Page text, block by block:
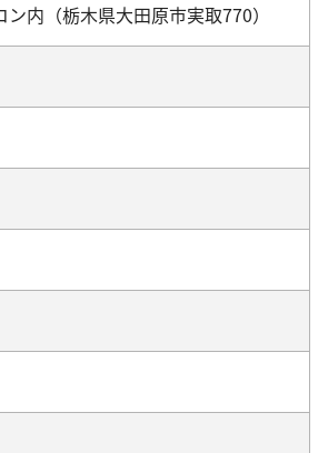
内（栃木県大田原市実取770）